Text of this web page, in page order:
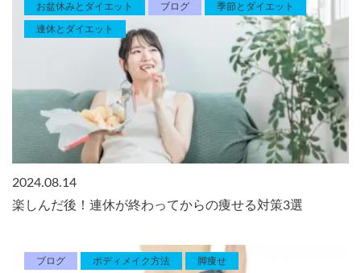
お盆休みとダイエット ブログ 季節とダイエット
連休とダイエット
2024.08.14
楽しんだ後！連休が終わってからの痩せる対策3選
ブログ ボディメイク方法 脚痩せ